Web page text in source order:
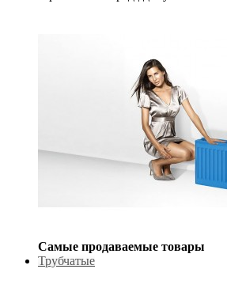
Самые продаваемые товары
Трубчатые